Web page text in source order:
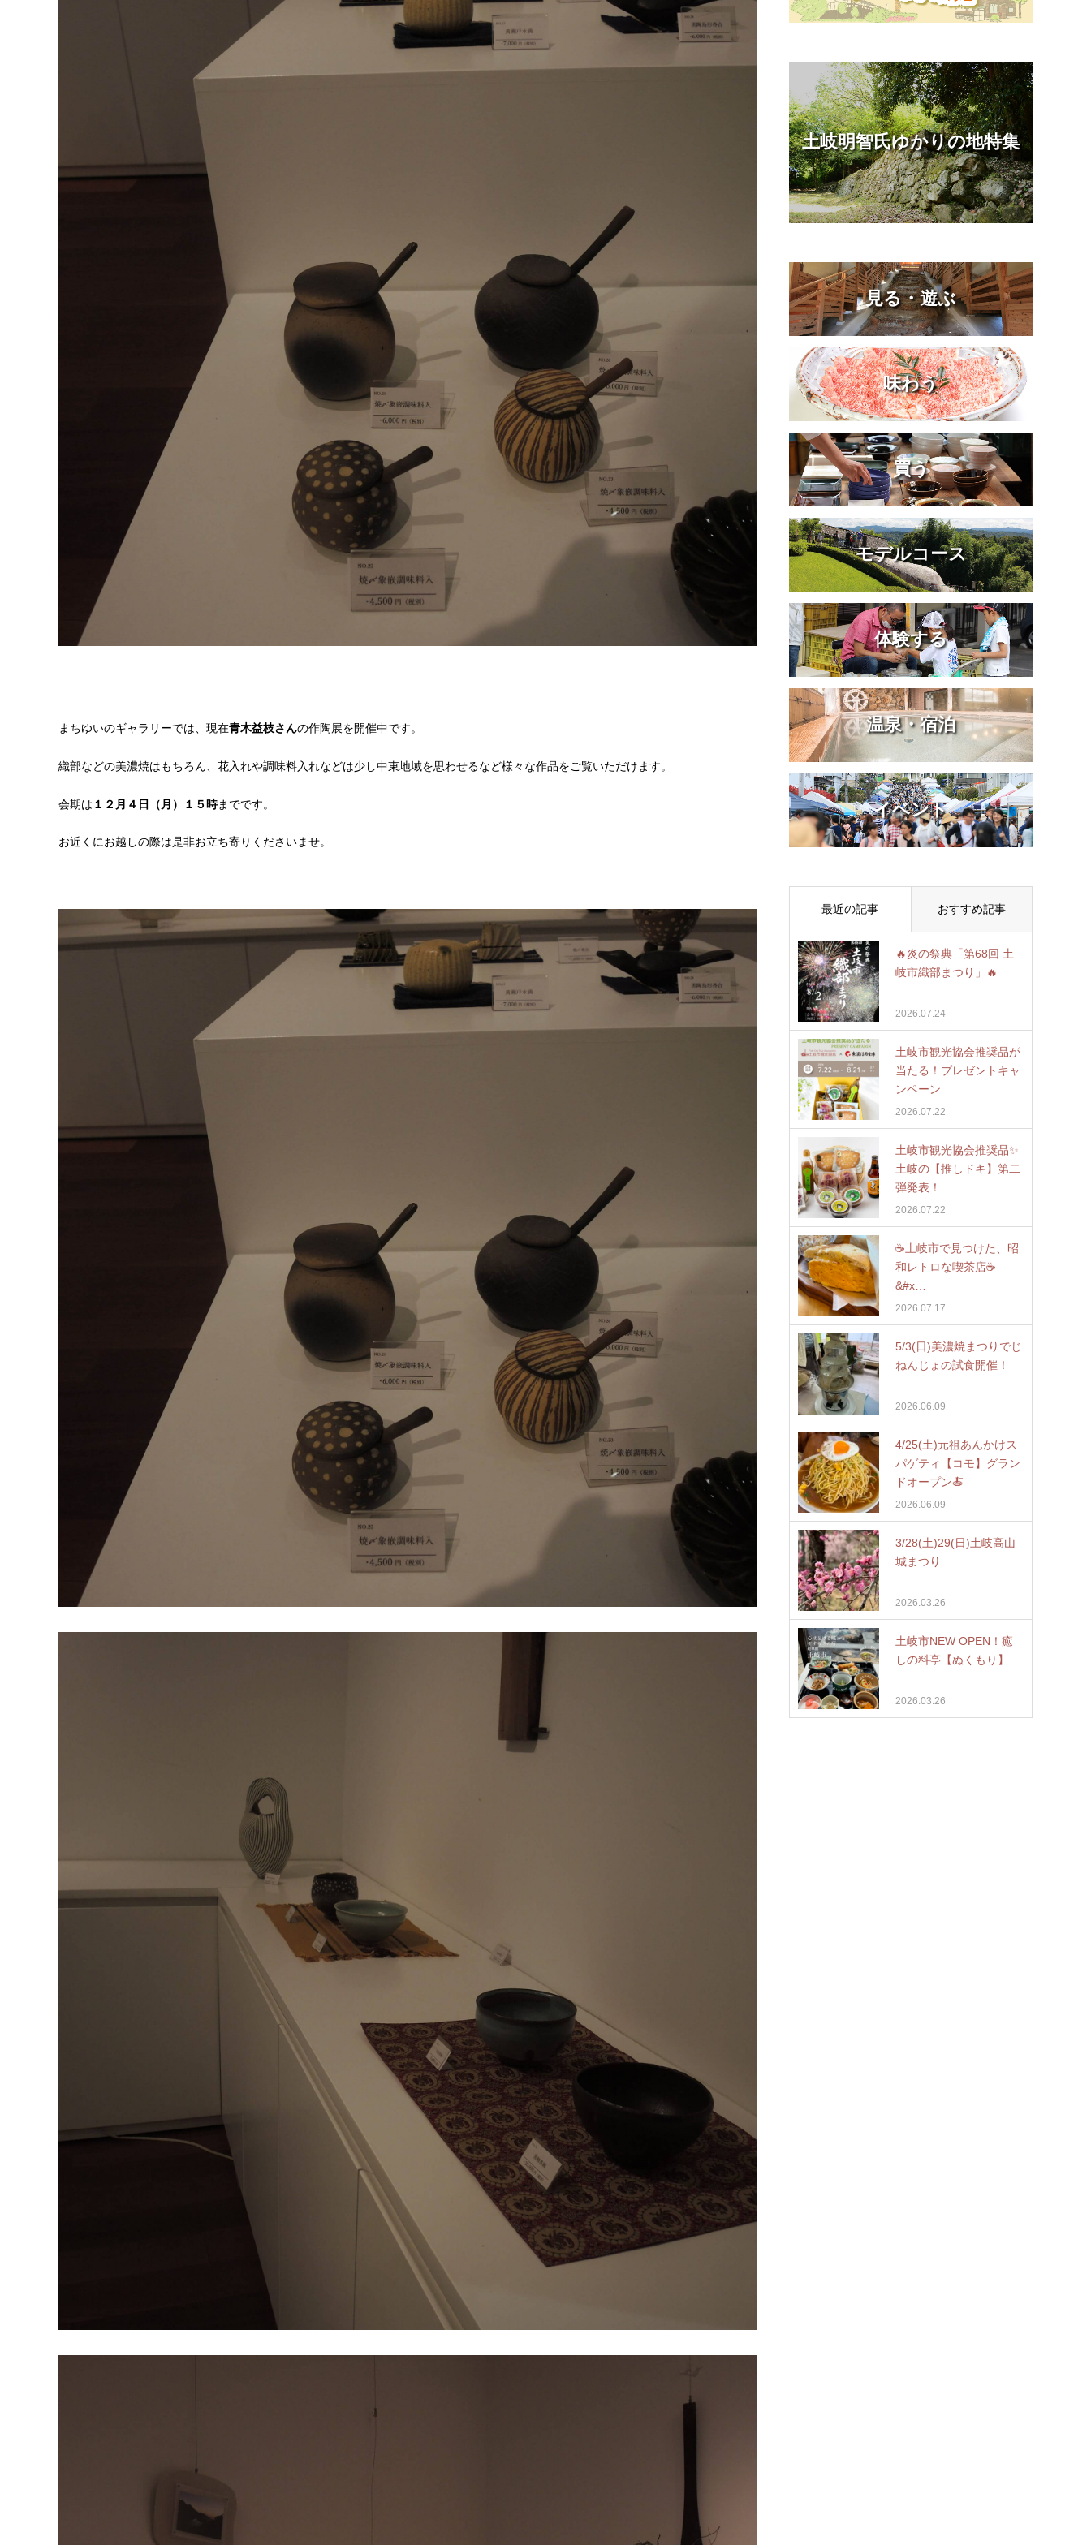
まちゆいのギャラリーでは、現在青木益枝さんの作陶展を開催中です。
織部などの美濃焼はもちろん、花入れや調味料入れなどは少し中東地域を思わせるなど様々な作品をご覧いただけます。
会期は １２月４日（月）１５時までです。
お近くにお越しの際は是非お立ち寄りくださいませ。
土岐明智氏ゆかりの地特集
見る・遊ぶ
味わう
買う
モデルコース
体験する
温泉・宿泊
イベント
最近の記事 おすすめ記事
🔥炎の祭典「第68回 土
岐市織部まつり」🔥
2026.07.24
土岐市観光協会推奨品が
当たる！プレゼントキャ
ンペーン
2026.07.22
土岐市観光協会推奨品✨
土岐の【推しドキ】第二
弾発表！
2026.07.22
☕️土岐市で見つけた、昭
和レトロな喫茶店☕
&#x…
2026.07.17
5/3(日)美濃焼まつりでじ
ねんじょの試食開催！
2026.06.09
4/25(土)元祖あんかけス
パゲティ【コモ】グラン
ドオープン🍝
2026.06.09
3/28(土)29(日)土岐高山
城まつり
2026.03.26
土岐市NEW OPEN！癒
しの料亭【ぬくもり】
2026.03.26